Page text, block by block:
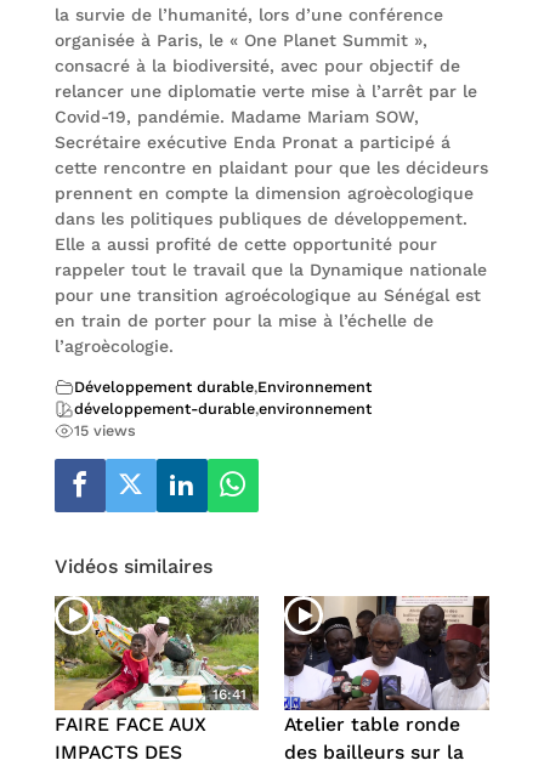
la survie de l’humanité, lors d’une conférence
organisée à Paris, le « One Planet Summit »,
consacré à la biodiversité, avec pour objectif de
relancer une diplomatie verte mise à l’arrêt par le
Covid-19, pandémie. Madame Mariam SOW,
Secrétaire exécutive Enda Pronat a participé á
cette rencontre en plaidant pour que les décideurs
prennent en compte la dimension agroècologique
dans les politiques publiques de développement.
Elle a aussi profité de cette opportunité pour
rappeler tout le travail que la Dynamique nationale
pour une transition agroécologique au Sénégal est
en train de porter pour la mise à l’échelle de
l’agroècologie.
Développement durable,Environnement
développement-durable,environnement
15 views
Vidéos similaires
16:41
FAIRE FACE AUX
IMPACTS DES
Atelier table ronde
des bailleurs sur la